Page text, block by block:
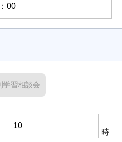
学習相談会
時